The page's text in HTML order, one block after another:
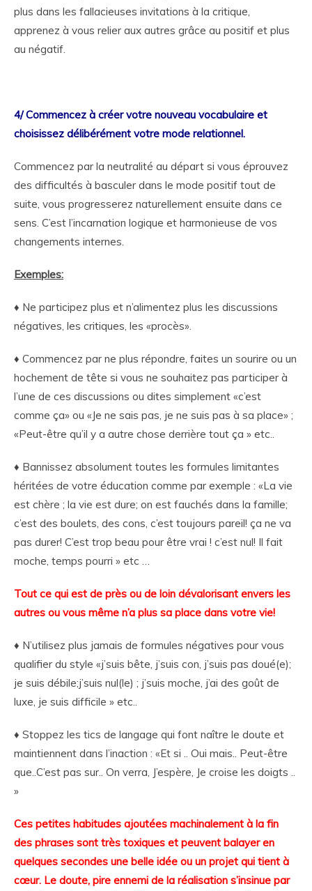
plus dans les fallacieuses invitations à la critique,
apprenez à vous relier aux autres grâce au positif et plus
au négatif.
4/ Commencez à créer votre nouveau vocabulaire et
choisissez délibérément votre mode relationnel.
Commencez par la neutralité au départ si vous éprouvez
des difficultés à basculer dans le mode positif tout de
suite, vous progresserez naturellement ensuite dans ce
sens. C’est l’incarnation logique et harmonieuse de vos
changements internes.
Exemples:
♦ Ne participez plus et n’alimentez plus les discussions
négatives, les critiques, les «procès».
♦ Commencez par ne plus répondre, faites un sourire ou un
hochement de tête si vous ne souhaitez pas participer à
l’une de ces discussions ou dites simplement «c’est
comme ça» ou «Je ne sais pas, je ne suis pas à sa place» ;
«Peut-être qu’il y a autre chose derrière tout ça » etc..
♦ Bannissez absolument toutes les formules limitantes
héritées de votre éducation comme par exemple : «La vie
est chère ; la vie est dure; on est fauchés dans la famille;
c’est des boulets, des cons, c’est toujours pareil! ça ne va
pas durer! C’est trop beau pour être vrai ! c’est nul! Il fait
moche, temps pourri » etc …
Tout ce qui est de près ou de loin dévalorisant envers les
autres ou vous même n’a plus sa place dans votre vie!
♦ N’utilisez plus jamais de formules négatives pour vous
qualifier du style «j’suis bête, j’suis con, j’suis pas doué(e);
je suis débile;j’suis nul(le) ; j’suis moche, j’ai des goût de
luxe, je suis difficile » etc..
♦ Stoppez les tics de langage qui font naître le doute et
maintiennent dans l’inaction : «Et si .. Oui mais.. Peut-être
que..C’est pas sur.. On verra, J’espère, Je croise les doigts ..
»
Ces petites habitudes ajoutées machinalement à la fin
des phrases sont très toxiques et peuvent balayer en
quelques secondes une belle idée ou un projet qui tient à
cœur. Le doute, pire ennemi de la réalisation s’insinue par